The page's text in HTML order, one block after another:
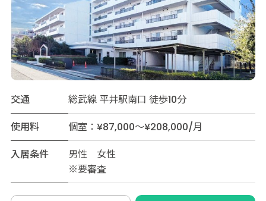
交通
総武線 平井駅南口 徒歩10分
使用料
個室：¥87,000～¥208,000/月
入居条件
男性 女性
※要審査